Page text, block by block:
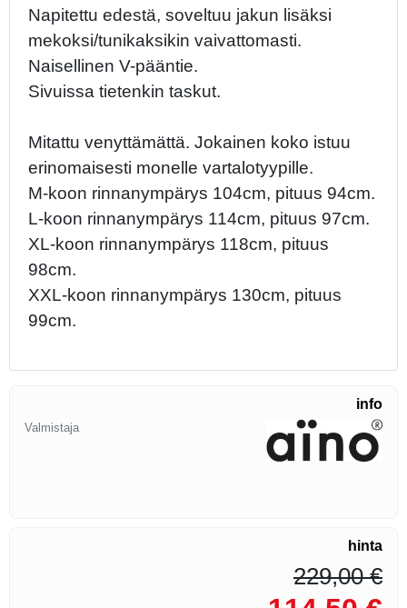
Napitettu edestä, soveltuu jakun lisäksi
mekoksi/tunikaksikin vaivattomasti.
Naisellinen V-pääntie.
Sivuissa tietenkin taskut.
Mitattu venyttämättä. Jokainen koko istuu
erinomaisesti monelle vartalotyypille.
M-koon rinnanympärys 104cm, pituus 94cm.
L-koon rinnanympärys 114cm, pituus 97cm.
XL-koon rinnanympärys 118cm, pituus
98cm.
XXL-koon rinnanympärys 130cm, pituus
99cm.
info
Valmistaja
hinta
229,00 €